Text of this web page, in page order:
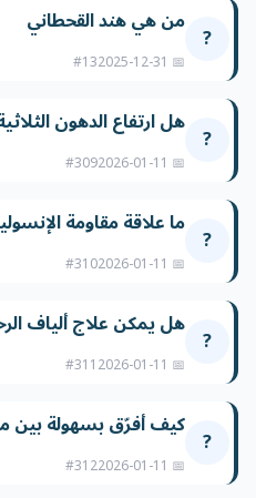
? من هي هند القحطاني
📅 2025-12-31
#13
? هل ارتفاع الدهون
📅 2026-01-11
#309
? ما علاقة مقاومة
📅 2026-01-11
#310
? هل يمكن علاج ألياف
📅 2026-01-11
#311
? كيف أفرّق بسهولة بين
📅 2026-01-11
#312